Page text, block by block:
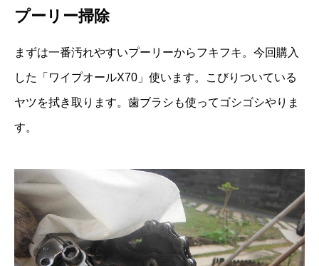
プーリー掃除
まずは一番汚れやすいプーリーからフキフキ。今回購入
した「ワイプオールX70」使います。こびりついている
ヤツを拭き取ります。歯ブラシも使ってゴシゴシやりま
す。